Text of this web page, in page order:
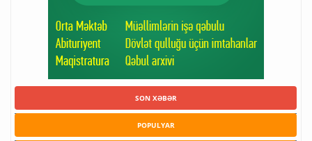
SON XƏBƏR
POPULYAR